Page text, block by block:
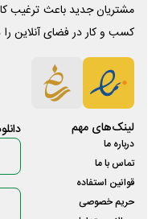
مشتریان جدید باعث ترغیب
کسب و کار در فضای آنلاین
لینک‌های مهم
درباره ما
تماس با ما
قوانین استفاده
حریم خصوصی